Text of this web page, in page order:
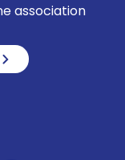
association